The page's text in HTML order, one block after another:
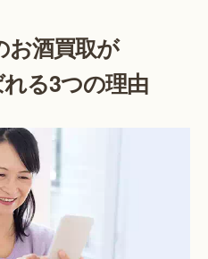
酒買取が
る3つの理由